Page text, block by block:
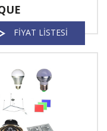
FİYAT LİSTESİ